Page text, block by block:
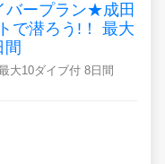
バープラン★成田
で潜ろう!！ 最大
間
大10ダイブ付 8日間